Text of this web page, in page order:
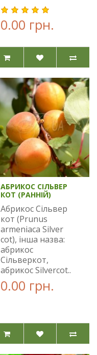
0.00 грн.
АБРИКОС СІЛЬВЕР
КОТ (РАННІЙ)
Абрикос Сільвер
кот (Prunus
armeniaca Silver
cot), інша назва:
абрикос
Сільверкот,
абрикос Silvercot..
0.00 грн.